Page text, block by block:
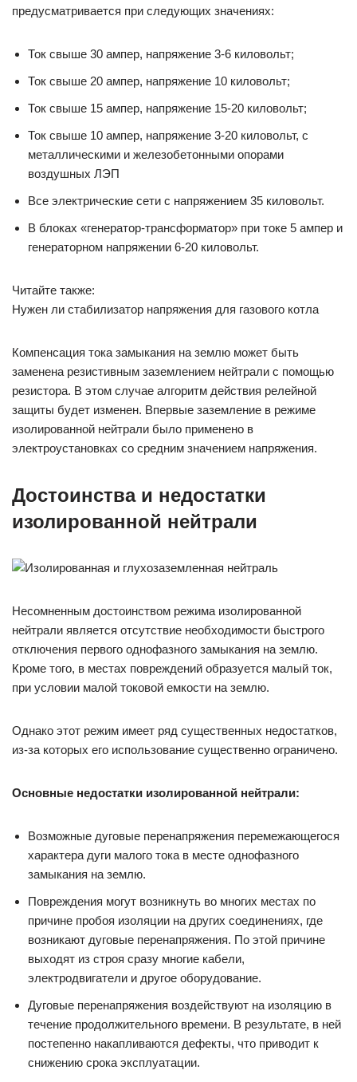
предусматривается при следующих значениях:
Ток свыше 30 ампер, напряжение 3-6 киловольт;
Ток свыше 20 ампер, напряжение 10 киловольт;
Ток свыше 15 ампер, напряжение 15-20 киловольт;
Ток свыше 10 ампер, напряжение 3-20 киловольт, с
металлическими и железобетонными опорами
воздушных ЛЭП
Все электрические сети с напряжением 35 киловольт.
В блоках «генератор-трансформатор» при токе 5 ампер и
генераторном напряжении 6-20 киловольт.
Читайте также:
Нужен ли стабилизатор напряжения для газового котла
Компенсация тока замыкания на землю может быть
заменена резистивным заземлением нейтрали с помощью
резистора. В этом случае алгоритм действия релейной
защиты будет изменен. Впервые заземление в режиме
изолированной нейтрали было применено в
электроустановках со средним значением напряжения.
Достоинства и недостатки
изолированной нейтрали
Несомненным достоинством режима изолированной
нейтрали является отсутствие необходимости быстрого
отключения первого однофазного замыкания на землю.
Кроме того, в местах повреждений образуется малый ток,
при условии малой токовой емкости на землю.
Однако этот режим имеет ряд существенных недостатков,
из-за которых его использование существенно ограничено.
Основные недостатки изолированной нейтрали:
Возможные дуговые перенапряжения перемежающегося
характера дуги малого тока в месте однофазного
замыкания на землю.
Повреждения могут возникнуть во многих местах по
причине пробоя изоляции на других соединениях, где
возникают дуговые перенапряжения. По этой причине
выходят из строя сразу многие кабели,
электродвигатели и другое оборудование.
Дуговые перенапряжения воздействуют на изоляцию в
течение продолжительного времени. В результате, в ней
постепенно накапливаются дефекты, что приводит к
снижению срока эксплуатации.